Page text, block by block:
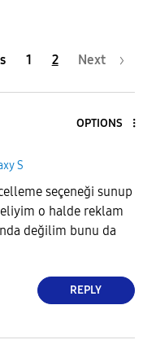
1 2 Next
OPTIONS
S
seçeneği sunup
o halde reklam
değilim bunu da
REPLY